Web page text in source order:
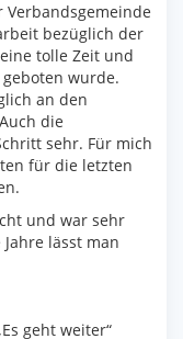
bezüglich der
tolle Zeit und
wurde.
an den
die
sehr. Für mich
für die letzten
und war sehr
lässt man
geht weiter“